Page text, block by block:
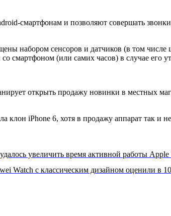
смартфонам и позволяют совершать
набором сенсоров и датчиков (в том
смартфоном (или самих часов) в случае его
открыть продажу новинки в местных
клон iPhone 6, хотя в продажу аппарат так
увеличить время активной работы Apple
Watch с классическим дизайном оценили в